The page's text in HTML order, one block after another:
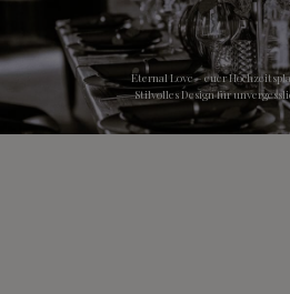
Eternal Love – euer
Stilvolles Design für